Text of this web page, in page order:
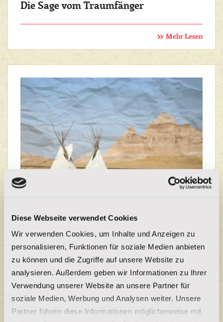
Diese Webseite verwendet Cookies
Wir verwenden Cookies, um Inhalte und Anzeigen zu
personalisieren, Funktionen für soziale Medien anbieten
zu können und die Zugriffe auf unsere Website zu
analysieren. Außerdem geben wir Informationen zu Ihrer
Verwendung unserer Website an unsere Partner für
soziale Medien, Werbung und Analysen weiter. Unsere
Partner führen diese Informationen möglicherweise mit
Die Sage vom Traumfänger
Mehr Lesen
Mehr Lesen